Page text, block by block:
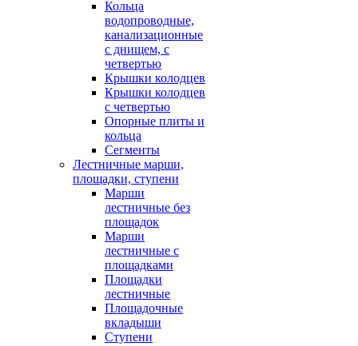
Кольца
водопроводные,
канализационные
с днищем, с
четвертью
Крышки колодцев
Крышки колодцев
с четвертью
Опорные плиты и
кольца
Сегменты
Лестничные марши,
площадки, ступени
Марши
лестничные без
площадок
Марши
лестничные с
площадками
Площадки
лестничные
Площадочные
вкладыши
Ступени